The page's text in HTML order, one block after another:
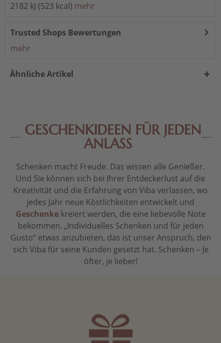
2182 kJ (523 kcal) mehr
Trusted Shops Bewertungen
mehr
Ähnliche Artikel
GESCHENKIDEEN FÜR JEDEN
ANLASS
Schenken macht Freude. Das wissen alle Genießer.
Und Sie können sich bei Ihrer Entdeckerlust auf die
Kreativität und die Erfahrung von Viba verlassen, wo
jedes Jahr neue Köstlichkeiten entwickelt und
Geschenkekreiert werden, die eine liebevolle Note
bekommen. „Individuelles Schenken und für jeden
Gusto“ etwas anzubieten, das ist unser Anspruch, den
sich Viba für seine Kunden gesetzt hat. Schenken – Je
öfter, je lieber!